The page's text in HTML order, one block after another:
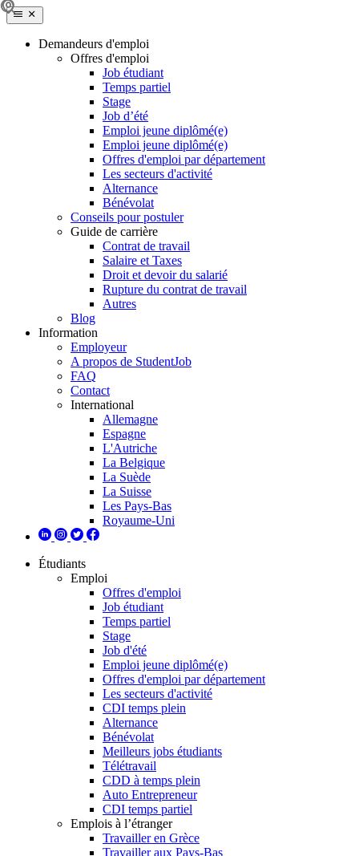
Demandeurs d'emploi
Offres d'emploi
Job étudiant
Temps partiel
Stage
Job d’été
Emploi jeune diplômé(e)
Emploi jeune diplômé(e)
Offres d'emploi par département
Les secteurs d'activité
Alternance
Bénévolat
Conseils pour postuler
Guide de carrière
Contrat de travail
Salaire et Taxes
Droit et devoir du salarié
Rupture du contrat de travail
Autres
Blog
Information
Employeur
A propos de StudentJob
FAQ
Contact
International
Allemagne
Espagne
L'Autriche
La Belgique
La Suède
La Suisse
Les Pays-Bas
Royaume-Uni
Étudiants
Emploi
Offres d'emploi
Job étudiant
Temps partiel
Stage
Job d'été
Emploi jeune diplômé(e)
Offres d'emploi par département
Les secteurs d'activité
CDI temps plein
Alternance
Bénévolat
Meilleurs jobs étudiants
Télétravail
CDD à temps plein
Auto Entrepreneur
CDI temps partiel
Emplois à l’étranger
Travailler en Grèce
Travailler aux Pays-Bas